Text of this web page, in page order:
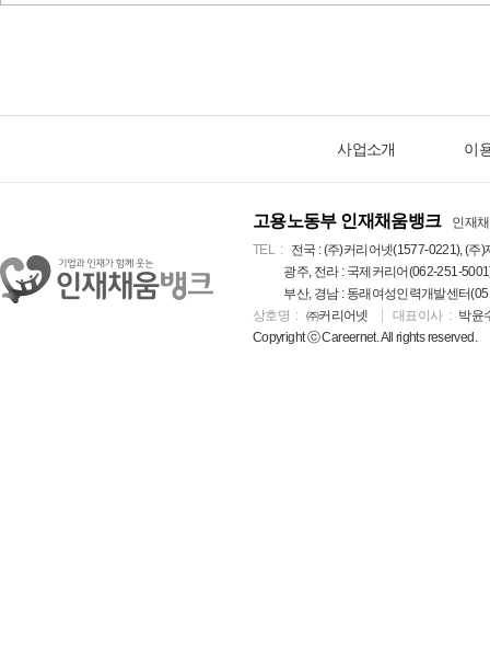
사업소개 이
고용노동부 인재채움뱅크
인재
TEL
전국 : (주)커리어넷(1577-0221), (
광주, 전라 : 국제커리어(062-251-
부산, 경남 : 동래여성인력개발센터
상호명
㈜커리어넷 대표이사
박윤
Copyright ⓒ Careernet. All rights reserved.